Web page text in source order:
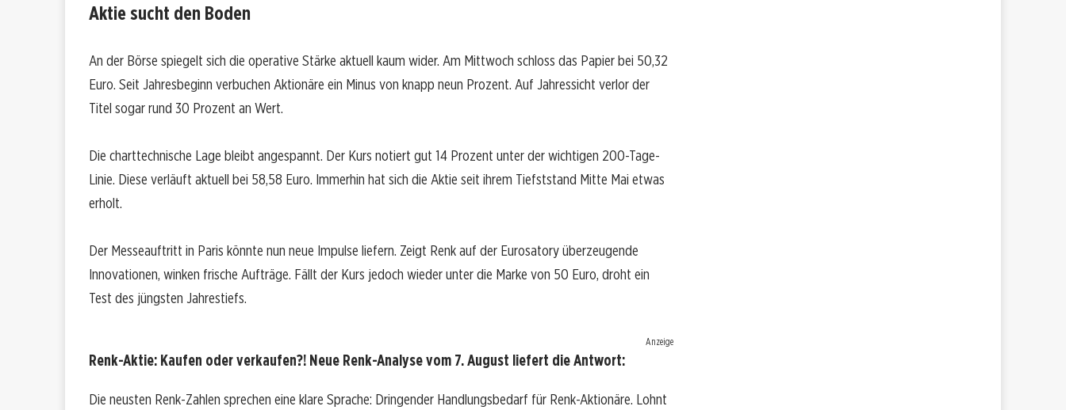
Aktie sucht den Boden
An der Börse spiegelt sich die operative Stärke aktuell kaum wider. Am Mittwoch schloss das Papier bei 50,32
Euro. Seit Jahresbeginn verbuchen Aktionäre ein Minus von knapp neun Prozent. Auf Jahressicht verlor der
Titel sogar rund 30 Prozent an Wert.
Die charttechnische Lage bleibt angespannt. Der Kurs notiert gut 14 Prozent unter der wichtigen 200-Tage-
Linie. Diese verläuft aktuell bei 58,58 Euro. Immerhin hat sich die Aktie seit ihrem Tiefststand Mitte Mai etwas
erholt.
Der Messeauftritt in Paris könnte nun neue Impulse liefern. Zeigt Renk auf der Eurosatory überzeugende
Innovationen, winken frische Aufträge. Fällt der Kurs jedoch wieder unter die Marke von 50 Euro, droht ein
Test des jüngsten Jahrestiefs.
Anzeige
Renk-Aktie: Kaufen oder verkaufen?! Neue Renk-Analyse vom 7. August liefert die Antwort:
Die neusten Renk-Zahlen sprechen eine klare Sprache: Dringender Handlungsbedarf für Renk-Aktionäre. Lohnt